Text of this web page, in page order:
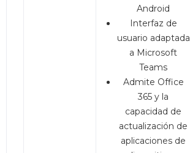
Android
Interfaz de
usuario adaptada
a Microsoft
Teams
Admite Office
365 y la
capacidad de
actualización de
aplicaciones de